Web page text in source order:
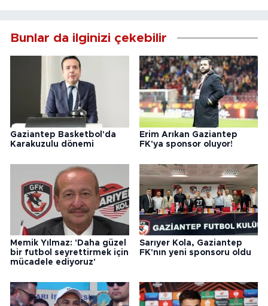
Bunlar da ilginizi çekebilir
Gaziantep Basketbol'da
Karakuzulu dönemi
Erim Arıkan Gaziantep
FK'ya sponsor oluyor!
Memik Yılmaz: 'Daha güzel
bir futbol seyrettirmek için
mücadele ediyoruz'
Sarıyer Kola, Gaziantep
FK'nın yeni sponsoru oldu